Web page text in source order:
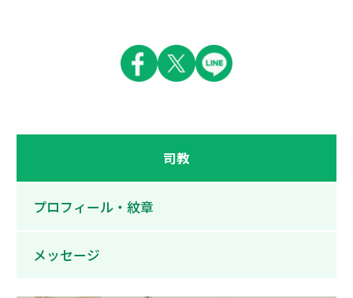
司教
プロフィール・紋章
メッセージ